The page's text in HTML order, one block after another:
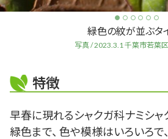
緑色の紋が並ぶタ
写真 / 2023.3.1 千葉市若葉
特徴
早春に現れるシャクガ科ナミシャ
緑色まで、 色や模様はいろいろで